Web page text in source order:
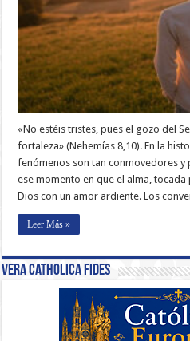
«No estéis tristes, pues el gozo del
fortaleza» (Nehemías 8,10). En la
fenómenos son tan conmovedores
ese momento en que el alma, tocada
Dios con un amor ardiente. Los
Leer Más »
Vera Catholica Fides